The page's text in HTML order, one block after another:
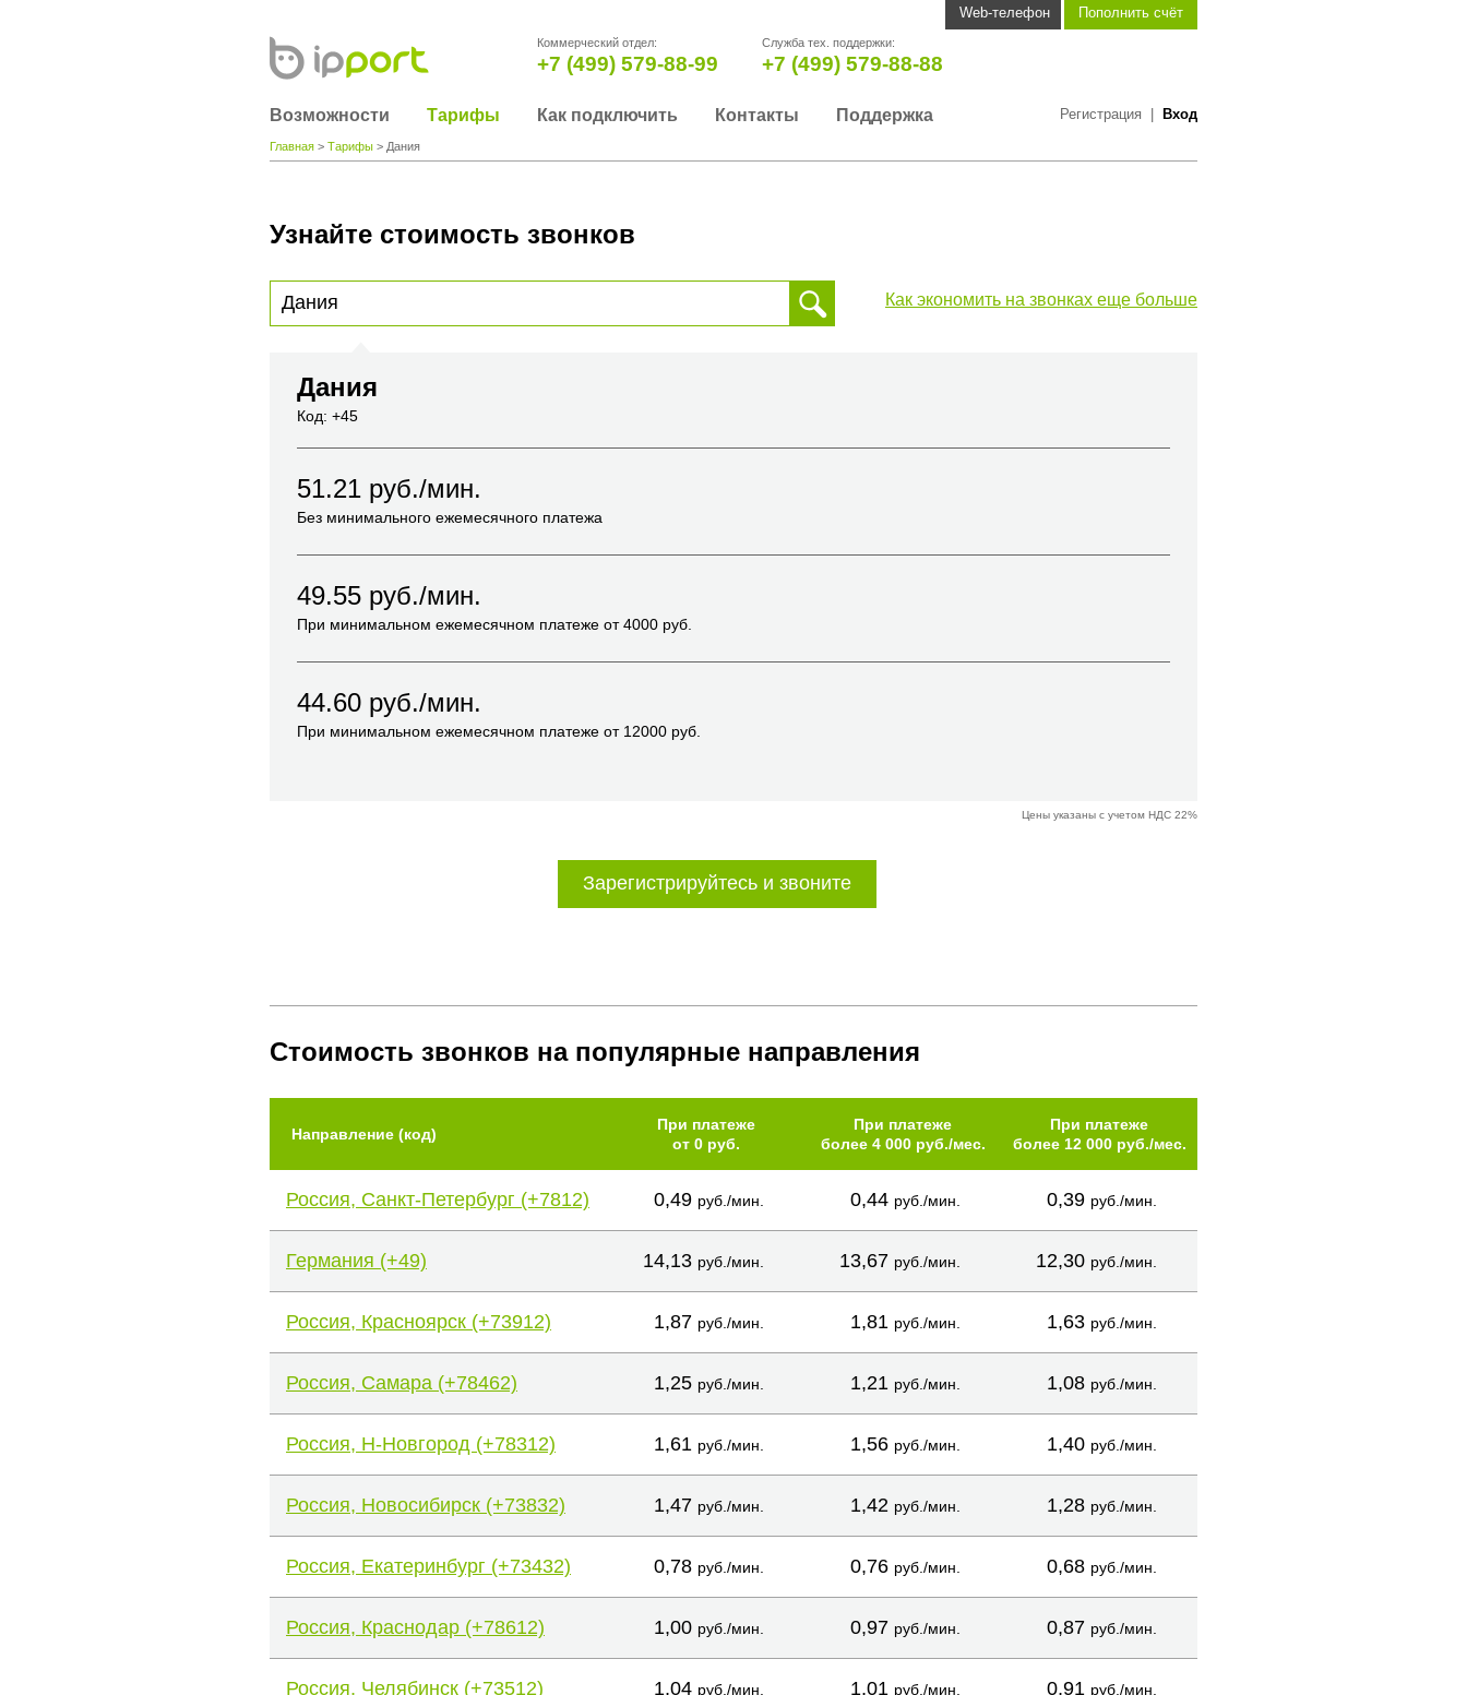
Web-телефон Пополнить счёт
Коммерческий отдел:
+7 (499) 579-88-99
Служба тех. поддержки:
+7 (499) 579-88-88
Регистрация Вход
Возможности Тарифы Как подключить Контакты Поддержка
Главная > Тарифы > Дания
Как экономить на звонках еще больше
Узнайте стоимость звонков
Дания
Код: +45
51.21 руб./мин.
Без минимального ежемесячного платежа
49.55 руб./мин.
При минимальном ежемесячном платеже от4000 руб.
44.60 руб./мин.
При минимальном ежемесячном платеже от 12000 руб.
Цены указаны с учетом НДС 22%
Зарегистрируйтесь и звоните
Стоимость звонков на популярные направления
Направление (код)
При платеже
от 0 руб.
При платеже
более 4 000 руб./мес.
При платеже
более 12 000 руб./мес.
Россия, Санкт-Петербург (+7812) 0,49 руб./мин. 0,44 руб./мин. 0,39 руб./мин.
Германия (+49) 14,13 руб./мин. 13,67 руб./мин. 12,30 руб./мин.
Россия, Красноярск (+73912) 1,87 руб./мин. 1,81 руб./мин. 1,63 руб./мин.
Россия, Самара (+78462) 1,25 руб./мин. 1,21 руб./мин. 1,08 руб./мин.
Россия, Н-Новгород (+78312) 1,61 руб./мин. 1,56 руб./мин. 1,40 руб./мин.
Россия, Новосибирск (+73832) 1,47 руб./мин. 1,42 руб./мин. 1,28 руб./мин.
Россия, Екатеринбург (+73432) 0,78 руб./мин. 0,76 руб./мин. 0,68 руб./мин.
Россия, Краснодар (+78612) 1,00 руб./мин. 0,97 руб./мин. 0,87 руб./мин.
Россия, Челябинск (+73512) 1,04 руб./мин. 1,01 руб./мин. 0,91 руб./мин.